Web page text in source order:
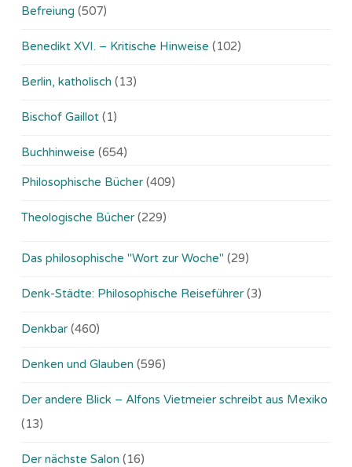
Befreiung (507)
Benedikt XVI. – Kritische Hinweise (102)
Berlin, katholisch (13)
Bischof Gaillot (1)
Buchhinweise (654)
Philosophische Bücher (409)
Theologische Bücher (229)
Das philosophische "Wort zur Woche" (29)
Denk-Städte: Philosophische Reiseführer (3)
Denkbar (460)
Denken und Glauben (596)
Der andere Blick – Alfons Vietmeier schreibt aus Mexiko
(13)
Der nächste Salon (16)